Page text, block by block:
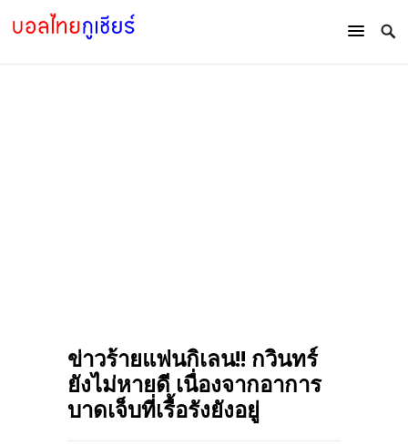
ข่าวร้ายแฟนกิเลน!! กวินทร์
ยังไม่หายดี เนื่องจากอาการ
บาดเจ็บที่เรื้อรังยังอยู่